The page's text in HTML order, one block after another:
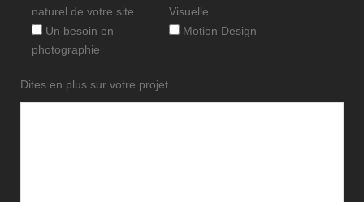
naturel de votre site
Visuelle
Un besoin en
photographie
Motion Design
Dites en plus sur votre projet